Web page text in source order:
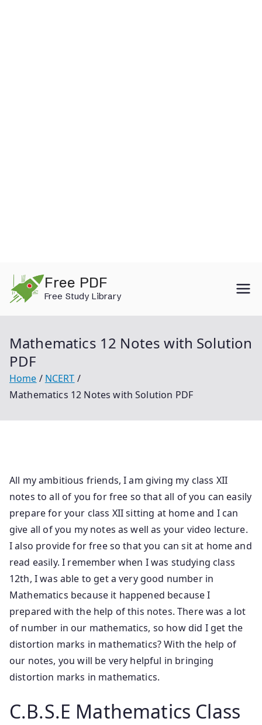
content
Free PDF
Free Study Library
Mathematics 12 Notes with Solution
PDF
Home
NCERT
Mathematics 12 Notes with Solution PDF
All my ambitious friends, I am giving my class XII
notes to all of you for free so that all of you can easily
prepare for your class XII sitting at home and I can
give all of you my notes as well as your video lecture.
I also provide for free so that you can sit at home and
read easily. I remember when I was studying class
12th, I was able to get a very good number in
Mathematics because it happened because I
prepared with the help of this notes. There was a lot
of number in our mathematics, so how did I get the
distortion marks in mathematics? With the help of
our notes, you will be very helpful in bringing
distortion marks in mathematics.
C.B.S.E Mathematics Class